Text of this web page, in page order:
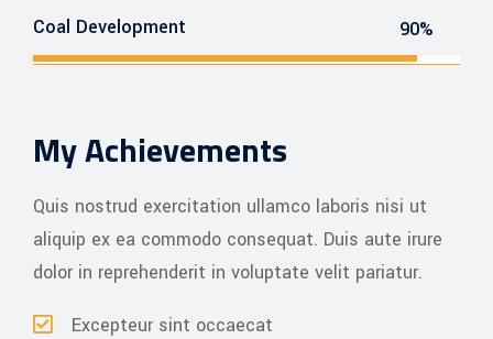
Coal Development 90%
My Achievements
Quis nostrud exercitation ullamco laboris nisi ut
aliquip ex ea commodo consequat. Duis aute irure
dolor in reprehenderit in voluptate velit pariatur.
Excepteur sint occaecat